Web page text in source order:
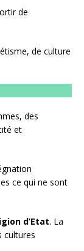
de
de culture
des
et
ce qui ne sont
d’Etat. La
cultures